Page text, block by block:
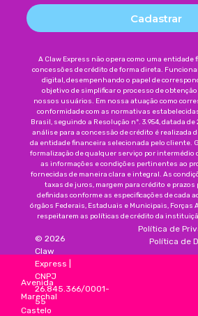
Cadastrar
A Claw Express não opera como uma entidade
concessões de crédito de forma direta.
digital, desempenhando o papel de
objetivo de simplificar o processo de
nossos usuários. Em nossa atuação como
conformidade com as normativas
Brasil, seguindo a Resolução nº. 3.954, datada de
análise para a concessão de crédito é realizada
da entidade financeira selecionada pelo cliente.
formalização de qualquer serviço por intermédio
as informações e condições pertinentes ao
fornecidas de maneira clara e integral. As
taxas de juros, margem para crédito e prazos
definidas conforme as especificações de cada
órgãos Federais, Estaduais e Municipais, Forças
respeitarem as políticas de crédito da
Avenida
Marechal
Castelo
© 2026
Claw
Express
CNPJ
26.845.366/0001-
55
Política de
Política de